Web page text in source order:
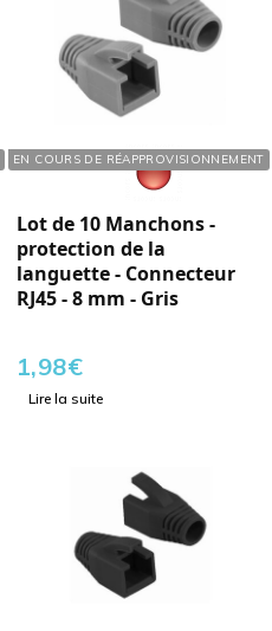
EN COURS DE RÉAPPROVISIONNEMENT
Réf. : 110400
Lot de 10 Manchons -
protection de la
languette - Connecteur
RJ45 - 8 mm - Gris
1,98€
Lire la suite